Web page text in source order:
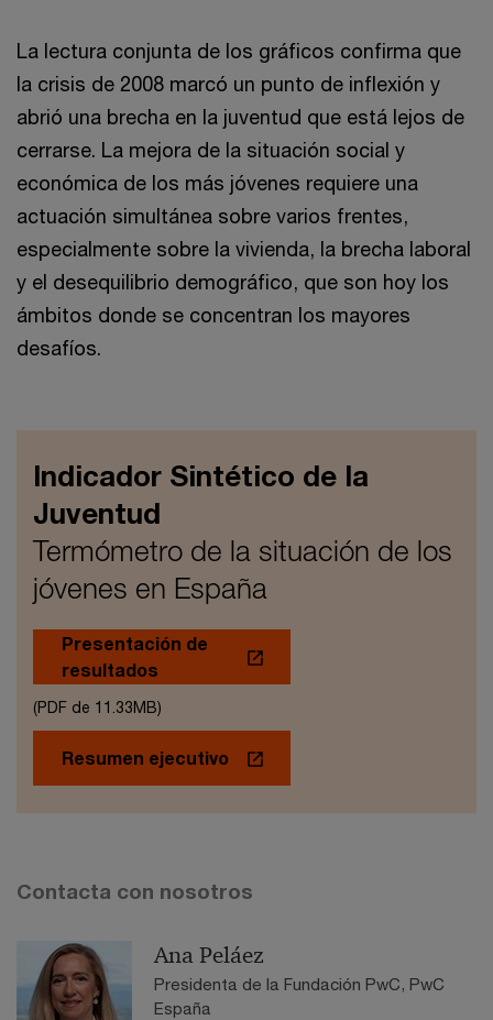
La lectura conjunta de los gráficos confirma que
la crisis de 2008 marcó un punto de inflexión y
abrió una brecha en la juventud que está lejos de
cerrarse. La mejora de la situación social y
económica de los más jóvenes requiere una
actuación simultánea sobre varios frentes,
especialmente sobre la vivienda, la brecha laboral
y el desequilibrio demográfico, que son hoy los
ámbitos donde se concentran los mayores
desafíos.
Indicador Sintético de la
Juventud
Termómetro de la situación de los
jóvenes en España
Presentación de
resultados
(PDF de 11.33MB)
Resumen ejecutivo
Contacta con nosotros
Ana Peláez
Presidenta de la Fundación PwC, PwC
España